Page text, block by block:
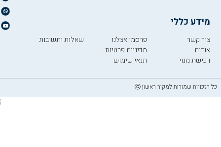
מידע כללי
צור קשר
אודות
רכישת מנוי
פרסמו אצלנו
מדיניות פרטיות
תנאי שימוש
שאלות ותשובות
כל הזכויות שמורות למקור ראשון ⓒ